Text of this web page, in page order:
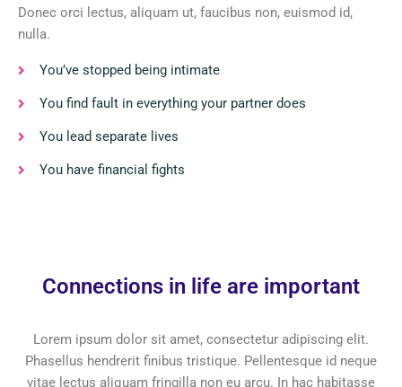
Donec orci lectus, aliquam ut, faucibus non, euismod id,
nulla.
You’ve stopped being intimate
You find fault in everything your partner does
You lead separate lives
You have financial fights
Connections in life are important
Lorem ipsum dolor sit amet, consectetur adipiscing elit.
Phasellus hendrerit finibus tristique. Pellentesque id neque
vitae lectus aliquam fringilla non eu arcu. In hac habitasse